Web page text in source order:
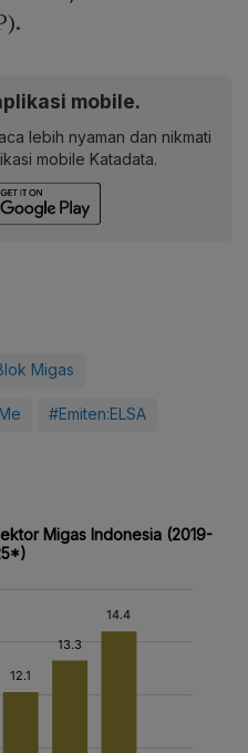
mobile.
lebih nyaman dan nikmati
mobile Katadata.
Migas
#Emiten:ELSA